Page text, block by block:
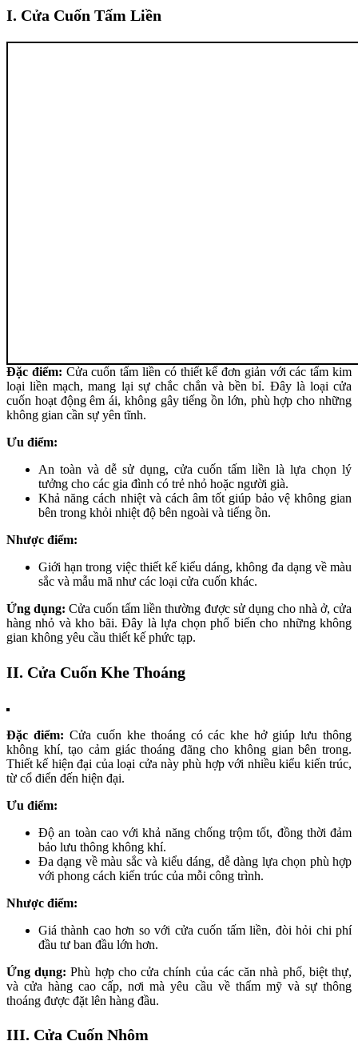
I. Cửa Cuốn Tấm Liền
Đặc điểm: Cửa cuốn tấm liền có thiết kế đơn giản với các tấm kim
loại liền mạch, mang lại sự chắc chắn và bền bỉ. Đây là loại cửa
cuốn hoạt động êm ái, không gây tiếng ồn lớn, phù hợp cho những
không gian cần sự yên tĩnh.
Ưu điểm:
An toàn và dễ sử dụng, cửa cuốn tấm liền là lựa chọn lý
tưởng cho các gia đình có trẻ nhỏ hoặc người già.
Khả năng cách nhiệt và cách âm tốt giúp bảo vệ không gian
bên trong khỏi nhiệt độ bên ngoài và tiếng ồn.
Nhược điểm:
Giới hạn trong việc thiết kế kiểu dáng, không đa dạng về màu
sắc và mẫu mã như các loại cửa cuốn khác.
Ứng dụng: Cửa cuốn tấm liền thường được sử dụng cho nhà ở, cửa
hàng nhỏ và kho bãi. Đây là lựa chọn phổ biến cho những không
gian không yêu cầu thiết kế phức tạp.
II. Cửa Cuốn Khe Thoáng
Đặc điểm: Cửa cuốn khe thoáng có các khe hở giúp lưu thông
không khí, tạo cảm giác thoáng đãng cho không gian bên trong.
Thiết kế hiện đại của loại cửa này phù hợp với nhiều kiểu kiến trúc,
từ cổ điển đến hiện đại.
Ưu điểm:
Độ an toàn cao với khả năng chống trộm tốt, đồng thời đảm
bảo lưu thông không khí.
Đa dạng về màu sắc và kiểu dáng, dễ dàng lựa chọn phù hợp
với phong cách kiến trúc của mỗi công trình.
Nhược điểm:
Giá thành cao hơn so với cửa cuốn tấm liền, đòi hỏi chi phí
đầu tư ban đầu lớn hơn.
Ứng dụng: Phù hợp cho cửa chính của các căn nhà phố, biệt thự,
và cửa hàng cao cấp, nơi mà yêu cầu về thẩm mỹ và sự thông
thoáng được đặt lên hàng đầu.
III. Cửa Cuốn Nhôm